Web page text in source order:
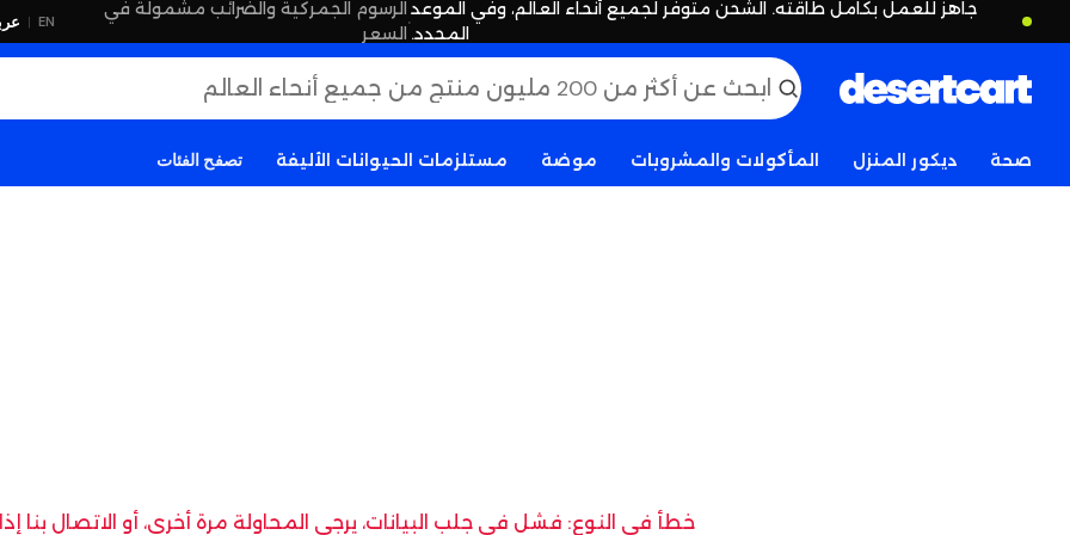
جاهز للعمل بكامل طاقته. الشحن متوفر لجميع أنحاء العالم، وفي الموعد
المحدد.
·
الرسوم الجمركية والضرائب مشمولة في
السعر
EN
|
صحة ديكور المنزل المأكولات والمشروبات موضة مستلزمات الحيوانات الأليفة تصفح الفئات
خطأ في النوع: فشل في جلب البيانات، يرجى المحاولة مرة أخرى، أو الاتصال بنا